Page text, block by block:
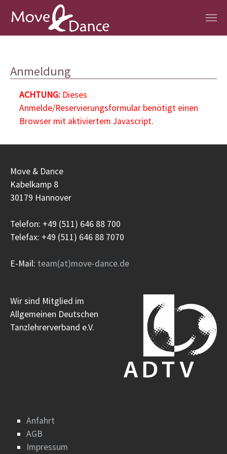
Anmeldung
ACHTUNG:Dieses
Anmelde/Reservierungsformular benötigt einen
Browser mit aktiviertem Javascript.
Move & Dance
Kabelkamp 8
30179 Hannover
Telefon: +49 (511) 646 88 700
Telefax: +49 (511) 646 88 7070
E-Mail: team(at)move-dance.de
Wir sind Mitglied im
Allgemeinen Deutschen
Tanzlehrerverband e.V.
Anfahrt
AGB
Impressum